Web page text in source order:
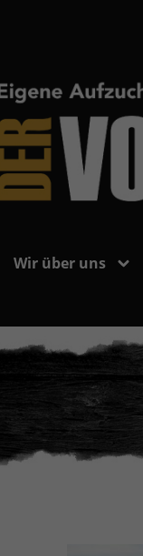
Wir über uns